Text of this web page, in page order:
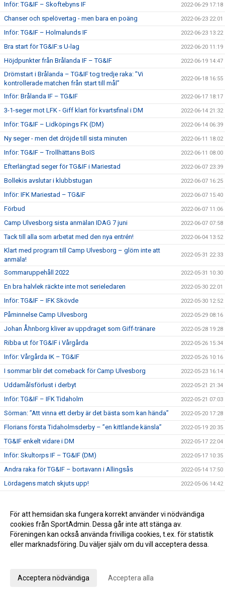
Inför: TG&IF – Skoftebyns IF 2022-06-29 17:18
Chanser och spelövertag - men bara en poäng 2022-06-23 22:01
Inför: TG&IF – Holmalunds IF 2022-06-23 13:22
Bra start för TG&IF:s U-lag 2022-06-20 11:19
Höjdpunkter från Brålanda IF – TG&IF 2022-06-19 14:47
Drömstart i Brålanda – TG&IF tog tredje raka: ”Vi
kontrollerade matchen från start till mål”
2022-06-18 16:55
Inför: Brålanda IF – TG&IF 2022-06-17 18:17
3-1-seger mot LFK - Giff klart för kvartsfinal i DM 2022-06-14 21:32
Inför: TG&IF – Lidköpings FK (DM) 2022-06-14 06:39
Ny seger - men det dröjde till sista minuten 2022-06-11 18:02
Inför: TG&IF – Trollhättans BoIS 2022-06-11 08:00
Efterlängtad seger för TG&IF i Mariestad 2022-06-07 23:39
Bollekis avslutar i klubbstugan 2022-06-07 16:25
Inför: IFK Mariestad – TG&IF 2022-06-07 15:40
Förbud 2022-06-07 11:06
Camp Ulvesborg sista anmälan IDAG 7 juni 2022-06-07 07:58
Tack till alla som arbetat med den nya entrén! 2022-06-04 13:52
Klart med program till Camp Ulvesborg – glöm inte att
anmäla!
2022-05-31 22:33
Sommaruppehåll 2022 2022-05-31 10:30
En bra halvlek räckte inte mot serieledaren 2022-05-30 22:01
Inför: TG&IF – IFK Skövde 2022-05-30 12:52
Påminnelse Camp Ulvesborg 2022-05-29 08:16
Johan Åhnborg kliver av uppdraget som Giff-tränare 2022-05-28 19:28
Ribba ut för TG&IF i Vårgårda 2022-05-26 15:34
Inför: Vårgårda IK – TG&IF 2022-05-26 10:16
I sommar blir det comeback för Camp Ulvesborg 2022-05-23 16:14
Uddamålsförlust i derbyt 2022-05-21 21:34
Inför: TG&IF – IFK Tidaholm 2022-05-21 07:03
Sörman: ”Att vinna ett derby är det bästa som kan hända” 2022-05-20 17:28
Florians första Tidaholmsderby – ”en kittlande känsla” 2022-05-19 20:35
TG&IF enkelt vidare i DM 2022-05-17 22:04
Inför: Skultorps IF – TG&IF (DM) 2022-05-17 10:35
Andra raka för TG&IF – bortavann i Allingsås 2022-05-14 17:50
Lördagens match skjuts upp! 2022-05-06 14:42
Dubbla Giff-segrar i inledningen av U-lagsserien 2022-05-04 16:34
Glädje och jubel - stort bildspel från Giffcupens avgörande 2022-05-01 21:34
Full fart även andra helgen av Giffcupen - se bilderna här! 2022-04-30 15:23
Hemmapremiär på riktigt – Åsarp-Trädet kommer till
För att hemsidan ska fungera korrekt använder vi nödvändiga
cookies från SportAdmin. Dessa går inte att stänga av.
Föreningen kan också använda frivilliga cookies, t.ex. för statistik
eller marknadsföring. Du väljer själv om du vill acceptera dessa.
Acceptera nödvändiga Acceptera alla